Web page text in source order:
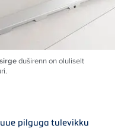
sirgeduširenn on oluliselt
pilguga tulevikku